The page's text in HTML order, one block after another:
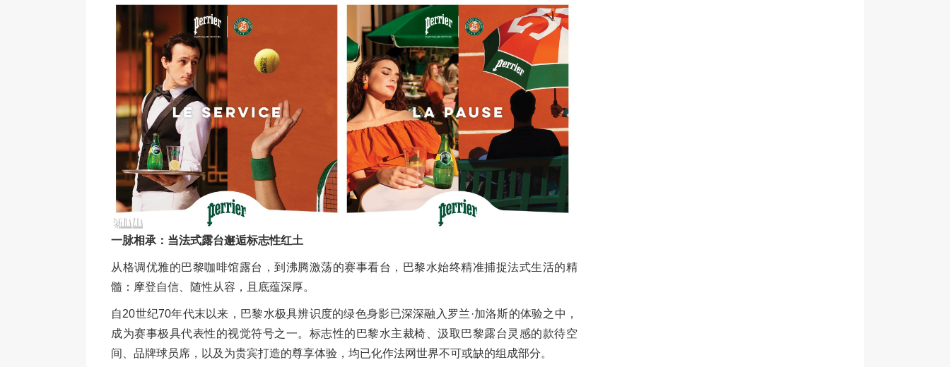
一脉相承：当法式露台邂逅标志性红土
从格调优雅的巴黎咖啡馆露台，到沸腾激荡的赛事看台，巴黎水始终精准捕捉法式生活的精
髓：摩登自信、随性从容，且底蕴深厚。
自20世纪70年代末以来，巴黎水极具辨识度的绿色身影已深深融入罗兰·加洛斯的体验之中，
成为赛事极具代表性的视觉符号之一。标志性的巴黎水主裁椅、汲取巴黎露台灵感的款待空
间、品牌球员席，以及为贵宾打造的尊享体验，均已化作法网世界不可或缺的组成部分。